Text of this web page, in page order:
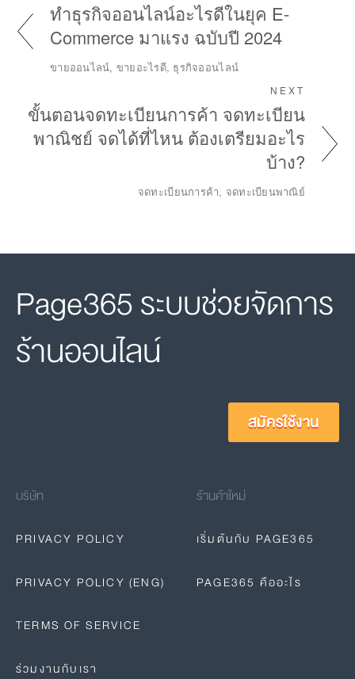
ทำธุรกิจออนไลน์อะไรดีในยุค E-
Commerce มาแรง ฉบับปี 2024
ขายออนไลน์, ขายอะไรดี, ธุรกิจออนไลน์
NEXT
ขั้นตอนจดทะเบียนการค้า จดทะเบียน
พาณิชย์ จดได้ที่ไหน ต้องเตรียมอะไร
บ้าง?
จดทะเบียนการค้า, จดทะเบียนพาณิย์
Page365 ระบบช่วยจัดการ
ร้านออนไลน์
สมัครใช้งาน
บริษัท
PRIVACY POLICY
PRIVACY POLICY (ENG)
TERMS OF SERVICE
ร่วมงานกับเรา
ร้านค้าใหม่
เริ่มต้นกับ PAGE365
PAGE365 คืออะไร